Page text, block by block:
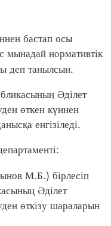
бастап осы
мынадай нормативтік
деп танылсын.
Әділет
өткен күннен
енгізіледі.
М.Б.) бірлесіп
Әділет
өткізу шараларын